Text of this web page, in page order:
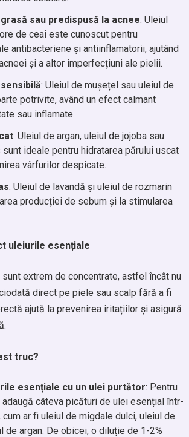
sau predispusă la acnee: Uleiul
de ceai este cunoscut pentru
antibacteriene și antiinflamatorii, ajutând
și a altor imperfecțiuni ale pielii.
: Uleiul de mușețel sau uleiul de
potrivite, având un efect calmant
sau inflamate.
: Uleiul de argan, uleiul de jojoba sau
ideale pentru hidratarea părului uscat
vârfurilor despicate.
: Uleiul de lavandă și uleiul de rozmarin
producției de sebum și la stimularea
uleiurile esențiale
extrem de concentrate, astfel încât nu
direct pe piele sau scalp fără a fi
ajută la prevenirea iritațiilor și asigură
truc?
esențiale cu un ulei purtător: Pentru
câteva picături de ulei esențial într-
cum ar fi uleiul de migdale dulci, uleiul de
de argan. De obicei, o diluție de 1-2%